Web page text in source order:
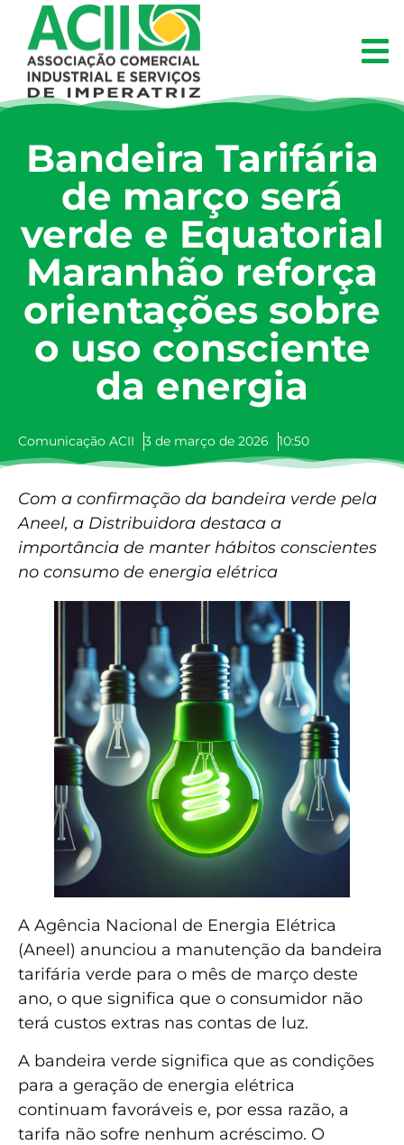
Bandeira Tarifária
de março será
verde e Equatorial
Maranhão reforça
orientações sobre
o uso consciente
da energia
Comunicação ACII 3 de março de 2026 10:50
Com a confirmação da bandeira verde pela
Aneel, a Distribuidora destaca a
importância de manter hábitos conscientes
no consumo de energia elétrica
A Agência Nacional de Energia Elétrica
(Aneel) anunciou a manutenção da bandeira
tarifária verde para o mês de março deste
ano, o que significa que o consumidor não
terá custos extras nas contas de luz.
A bandeira verde significa que as condições
para a geração de energia elétrica
continuam favoráveis e, por essa razão, a
tarifa não sofre nenhum acréscimo. O